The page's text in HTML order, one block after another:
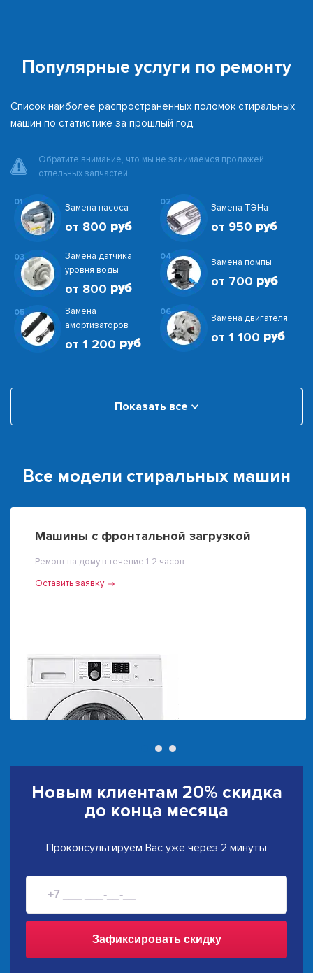
Популярные услуги по ремонту
Список наиболее распространенных поломок стиральных
машин по статистике за прошлый год.
Обратите внимание, что мы не занимаемся продажей
отдельных запчастей.
01
Замена насоса
от 800
02
Замена ТЭНа
от 950
03
Замена датчика
уровня воды
от 800
04
Замена помпы
от 700
05
Замена
амортизаторов
от 1 200
06
Замена двигателя
от 1 100
Показать все
Все модели стиральных машин
Машины с фронтальной загрузкой
Ремонт на дому в течение 1-2 часов
Оставить заявку
Новым клиентам 20% скидка
до конца месяца
Проконсультируем Вас уже через 2 минуты
Зафиксировать скидку